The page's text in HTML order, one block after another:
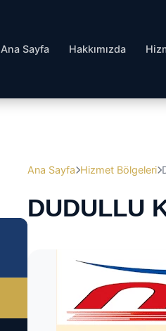
Ana Sayfa Hakkımızda
Ana Sayfa Hizmet Bölgeleri
DUDULLU